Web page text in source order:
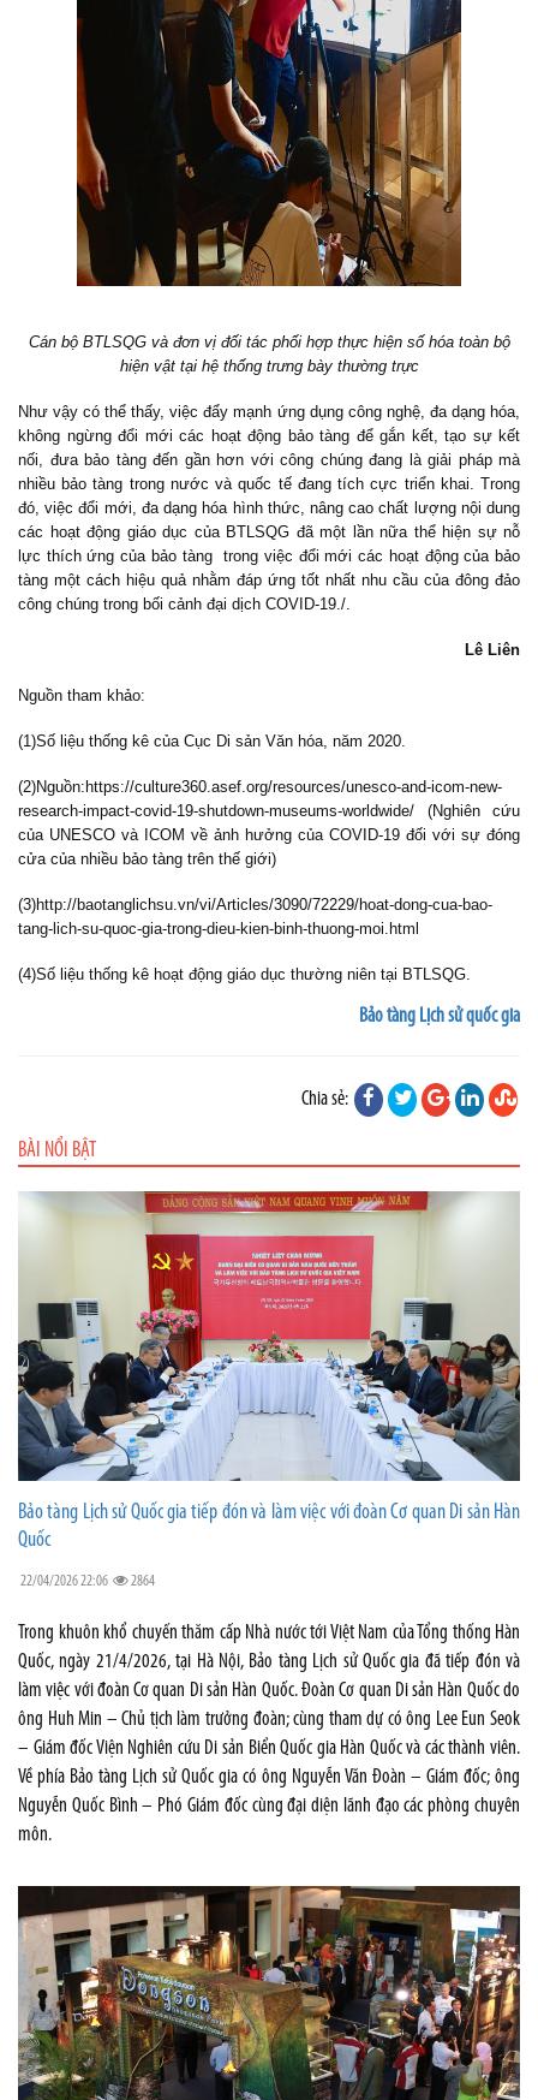
Cán bộ BTLSQG và đơn vị đối tác phối hợp thực hiện số hóa toàn bộ
hiện vật tại hệ thống trưng bày thường trực
Như vậy có thể thấy, việc đẩy mạnh ứng dụng công nghệ, đa dạng hóa,
không ngừng đổi mới các hoạt động bảo tàng để gắn kết, tạo sự kết
nối, đưa bảo tàng đến gần hơn với công chúng đang là giải pháp mà
nhiều bảo tàng trong nước và quốc tế đang tích cực triển khai. Trong
đó, việc đổi mới, đa dạng hóa hình thức, nâng cao chất lượng nội dung
các hoạt động giáo dục của BTLSQG đã một lần nữa thể hiện sự nỗ
lực thích ứng của bảo tàng trong việc đổi mới các hoạt động của bảo
tàng một cách hiệu quả nhằm đáp ứng tốt nhất nhu cầu của đông đảo
công chúng trong bối cảnh đại dịch COVID-19./.
Lê Liên
Nguồn tham khảo:
(1)Số liệu thống kê của Cục Di sản Văn hóa, năm 2020.
(2)Nguồn: https://culture360.asef.org/resources/unesco-and-icom-new-
research-impact-covid-19-shutdown-museums-worldwide/ (Nghiên cứu
của UNESCO và ICOM về ảnh hưởng của COVID-19 đối với sự đóng
cửa của nhiều bảo tàng trên thế giới)
(3)http://baotanglichsu.vn/vi/Articles/3090/72229/hoat-dong-cua-bao-
tang-lich-su-quoc-gia-trong-dieu-kien-binh-thuong-moi.html
(4)Số liệu thống kê hoạt động giáo dục thường niên tại BTLSQG.
Bảo tàng Lịch sử quốc gia
Chia sẻ:
BÀI NỔI BẬT
Bảo tàng Lịch sử Quốc gia tiếp đón và làm việc với đoàn Cơ quan Di sản Hàn
Quốc
22/04/2026 22:06 2864
Trong khuôn khổ chuyến thăm cấp Nhà nước tới Việt Nam của Tổng thống Hàn
Quốc, ngày 21/4/2026, tại Hà Nội, Bảo tàng Lịch sử Quốc gia đã tiếp đón và
làm việc với đoàn Cơ quan Di sản Hàn Quốc. Đoàn Cơ quan Di sản Hàn Quốc do
ông Huh Min – Chủ tịch làm trưởng đoàn; cùng tham dự có ông Lee Eun Seok
– Giám đốc Viện Nghiên cứu Di sản Biển Quốc gia Hàn Quốc và các thành viên.
Về phía Bảo tàng Lịch sử Quốc gia có ông Nguyễn Văn Đoàn – Giám đốc; ông
Nguyễn Quốc Bình – Phó Giám đốc cùng đại diện lãnh đạo các phòng chuyên
môn.